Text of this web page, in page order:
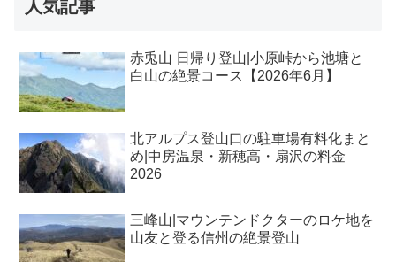
人気記事
赤兎山 日帰り登山|小原峠から池塘と
白山の絶景コース【2026年6月】
北アルプス登山口の駐車場有料化まと
め|中房温泉・新穂高・扇沢の料金
2026
三峰山|マウンテンドクターのロケ地を
山友と登る信州の絶景登山